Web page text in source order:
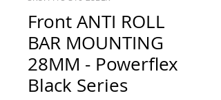
Front ANTI ROLL
BAR MOUNTING
28MM - Powerflex
Black Series